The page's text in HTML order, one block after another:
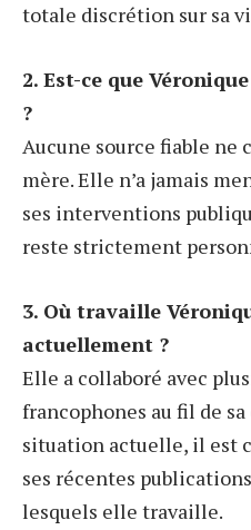
totale discrétion sur sa
2. Est-ce que
?
Aucune source fiable ne
mère. Elle n’a jamais
ses interventions
reste strictement
3. Où travaille
actuellement ?
Elle a collaboré avec
francophones au fil de sa
situation actuelle, il est
ses récentes
lesquels elle travaille.